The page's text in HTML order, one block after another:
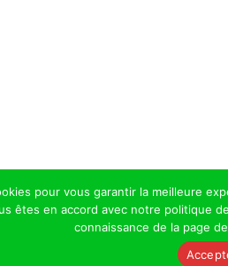
pour vous garantir la meilleure
êtes en accord avec notre politique
connaissance de la page